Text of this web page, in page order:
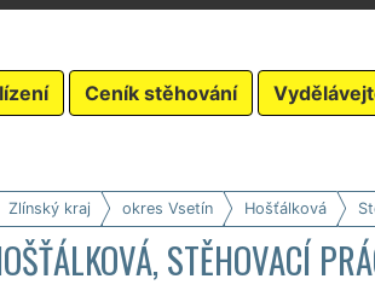
Ceník stěhování
Zlínský kraj okres Vsetín Hošťálková
STĚHOVACÍ